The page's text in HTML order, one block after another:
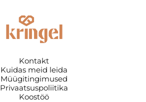
Kontakt
Kuidas meid leida
Müügitingimused
Privaatsuspoliitika
Koostöö